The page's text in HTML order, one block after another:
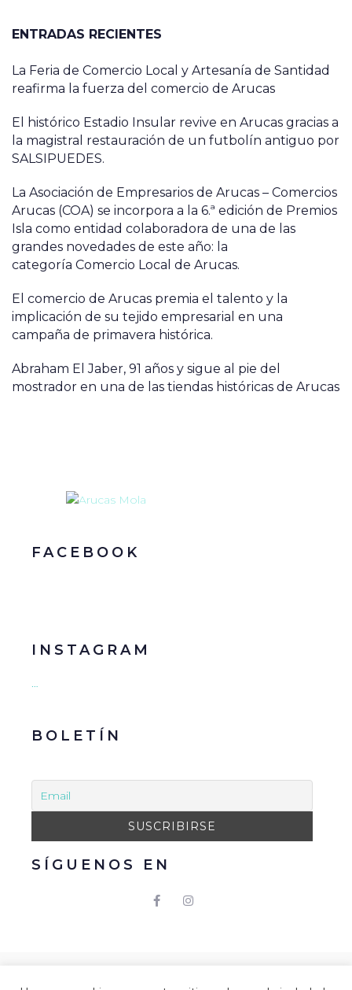
ENTRADAS RECIENTES
La Feria de Comercio Local y Artesanía de Santidad
reafirma la fuerza del comercio de Arucas
El histórico Estadio Insular revive en Arucas gracias a
la magistral restauración de un futbolín antiguo por
SALSIPUEDES.
La Asociación de Empresarios de Arucas – Comercios
Arucas (COA) se incorpora a la 6.ª edición de Premios
Isla como entidad colaboradora de una de las
grandes novedades de este año: la
categoría Comercio Local de Arucas.
El comercio de Arucas premia el talento y la
implicación de su tejido empresarial en una
campaña de primavera histórica.
Abraham El Jaber, 91 años y sigue al pie del
mostrador en una de las tiendas históricas de Arucas
FACEBOOK
INSTAGRAM
BOLETÍN
SÍGUENOS EN